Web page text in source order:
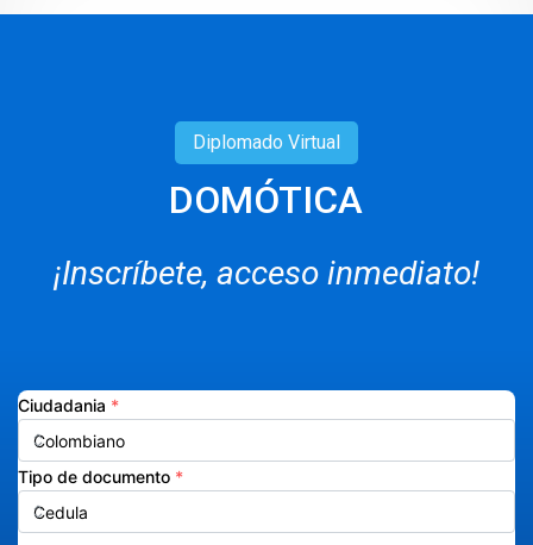
Diplomado Virtual
DOMÓTICA
¡Inscríbete, acceso inmediato!